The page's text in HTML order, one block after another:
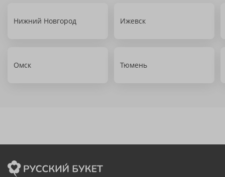
Нижний Новгород Ижевск
Омск Тюмень